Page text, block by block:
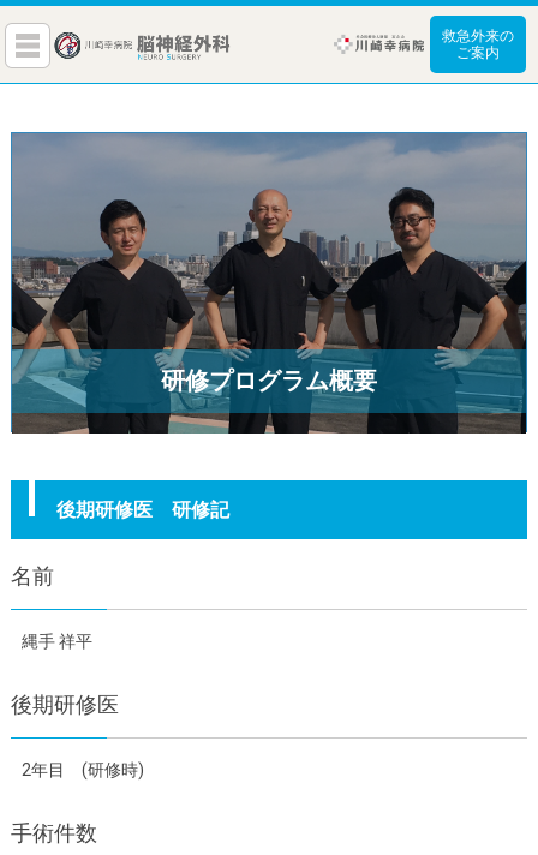
救急外来の
ご案内
研修プログラム概要
後期研修医 研修記
名前
縄手 祥平
後期研修医
2年目 (研修時)
手術件数